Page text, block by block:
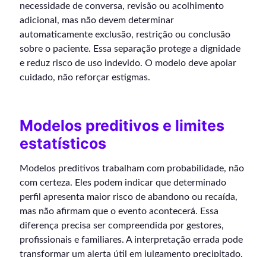
necessidade de conversa, revisão ou acolhimento
adicional, mas não devem determinar
automaticamente exclusão, restrição ou conclusão
sobre o paciente. Essa separação protege a dignidade
e reduz risco de uso indevido. O modelo deve apoiar
cuidado, não reforçar estigmas.
Modelos preditivos e limites
estatísticos
Modelos preditivos trabalham com probabilidade, não
com certeza. Eles podem indicar que determinado
perfil apresenta maior risco de abandono ou recaída,
mas não afirmam que o evento acontecerá. Essa
diferença precisa ser compreendida por gestores,
profissionais e familiares. A interpretação errada pode
transformar um alerta útil em julgamento precipitado.